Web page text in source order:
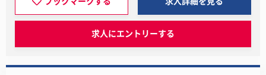
求人にエントリーする